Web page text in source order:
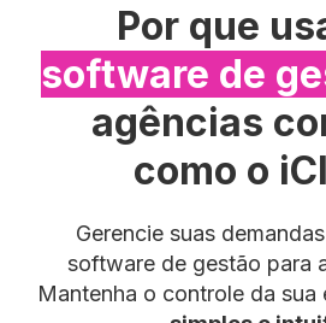
Por que
software de
agências
como o
Gerencie suas
software de gestão para
Mantenha o controle da sua